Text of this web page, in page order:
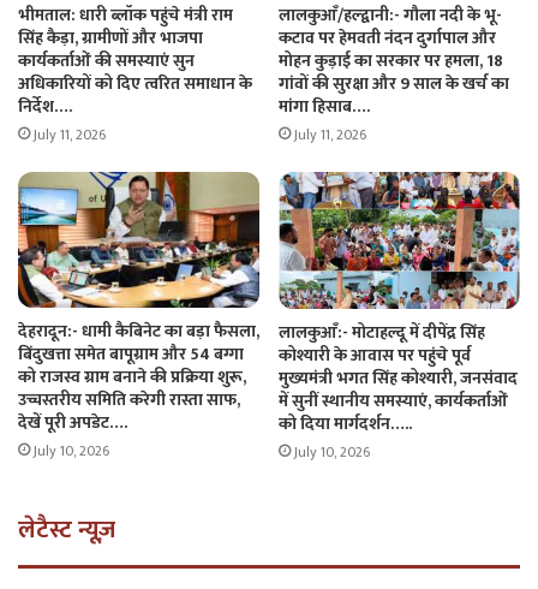
भीमताल: धारी ब्लॉक पहुंचे मंत्री राम
सिंह कैड़ा, ग्रामीणों और भाजपा
कार्यकर्ताओं की समस्याएं सुन
अधिकारियों को दिए त्वरित समाधान के
निर्देश….
July 11, 2026
लालकुआँ/हल्द्वानी:- गौला नदी के भू-
कटाव पर हेमवती नंदन दुर्गापाल और
मोहन कुड़ाई का सरकार पर हमला, 18
गांवों की सुरक्षा और 9 साल के खर्च का
मांगा हिसाब….
July 11, 2026
देहरादून:- धामी कैबिनेट का बड़ा फैसला,
बिंदुखत्ता समेत बापूग्राम और 54 बग्गा
को राजस्व ग्राम बनाने की प्रक्रिया शुरू,
उच्चस्तरीय समिति करेगी रास्ता साफ,
देखें पूरी अपडेट….
July 10, 2026
लालकुआँ:- मोटाहल्दू में दीपेंद्र सिंह
कोश्यारी के आवास पर पहुंचे पूर्व
मुख्यमंत्री भगत सिंह कोश्यारी, जनसंवाद
में सुनीं स्थानीय समस्याएं, कार्यकर्ताओं
को दिया मार्गदर्शन…..
July 10, 2026
लेटैस्ट न्यूज़